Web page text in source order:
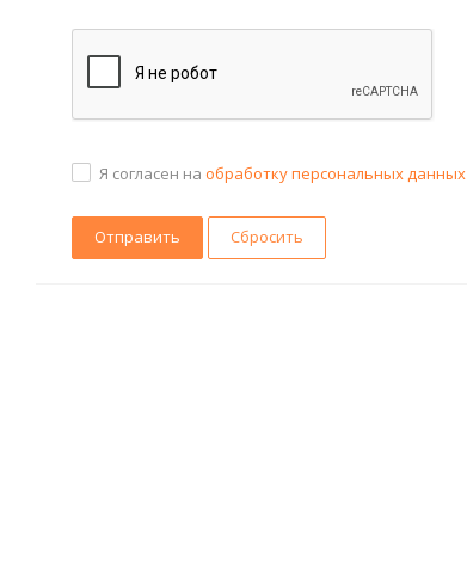
Я согласен на обработку персональных данных
Сбросить